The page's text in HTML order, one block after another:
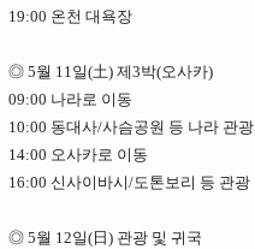
19:00 온천 대욕장
◎ 5월 11일(土) 제3박(오사카)
09:00 나라로 이동
10:00 동대사/사슴공원 등 나라 관광
14:00 오사카로 이동
16:00 신사이바시/도톤보리 등 관광
◎ 5월 12일(日) 관광 및 귀국